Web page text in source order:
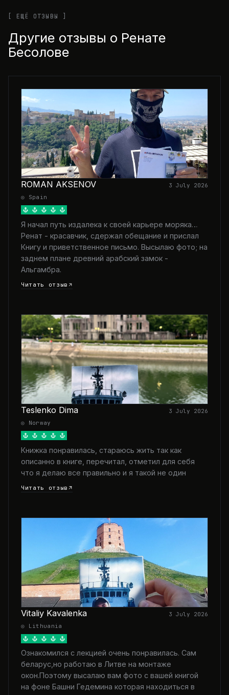
[ ЕЩЁ ОТЗЫВЫ ]
Другие отзывы о Ренате
Бесолове
ROMAN AKSENOV
3 July 2026
◎ Spain
Я начал путь издалека к своей карьере моряка…
Ренат - красавчик, сдержал обещание и прислал
Книгу и приветственное письмо. Высылаю фото; на
заднем плане древний арабский замок -
Альгамбра.
Читать отзыв
Teslenko Dima
3 July 2026
◎ Norway
Книжка понравилась, стараюсь жить так как
описанно в книге, перечитал, отметил для себя
что я делаю все правильно и я такой не один
Читать отзыв
Vitaliy Kavalenka
3 July 2026
◎ Lithuania
Ознакомился с лекцией очень понравилась. Сам
беларус,но работаю в Литве на монтаже
окон.Поэтому высалаю вам фото с вашей книгой
на фоне Башни Гедемина которая находиться в